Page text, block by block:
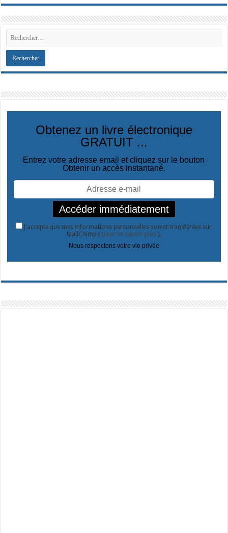
Obtenez un livre électronique
GRATUIT ...
Entrez votre adresse email et cliquez sur le bouton
Obtenir un accès instantané.
J'accepte que mes informations personnelles soient transférées sur
MailChimp ( pour en savoir plus).
Nous respectons votre vie privée